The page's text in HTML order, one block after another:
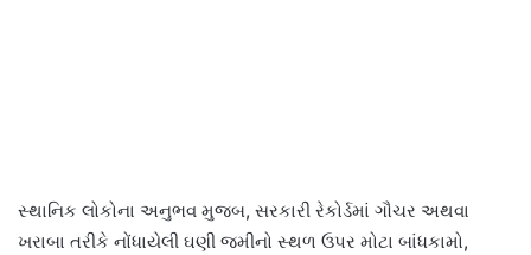
સ્થાનિક લોકોના અનુભવ મુજબ, સરકારી રેકોર્ડમાં ગૌચર અથવા
ખરાબા તરીકે નોંધાયેલી ઘણી જમીનો સ્થળ ઉપર મોટા બાંધકામો,